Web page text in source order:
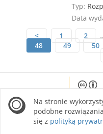
Typ:
Data
<
1 2
48
49 50
site is
Na stronie
podobne
się z polityką